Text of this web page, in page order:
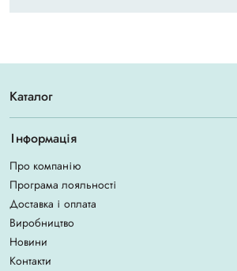
Каталог
Інформація
Про компанію
Програма лояльності
Доставка і оплата
Виробництво
Новини
Контакти